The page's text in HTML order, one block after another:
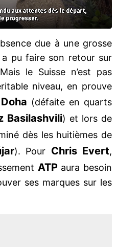
due à une grosse
pu faire son retour sur
le Suisse n’est pas
niveau, en prouve
Doha (défaite en quarts
Basilashvili) et lors de
dès les huitièmes de
). Pour Chris Evert,
ATPaura besoin
ses marques sur les